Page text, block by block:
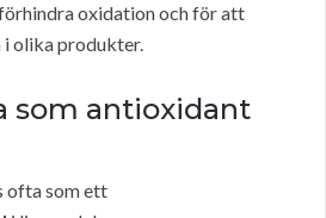
oxidation och för att
i olika produkter.
som antioxidant
ofta som ett